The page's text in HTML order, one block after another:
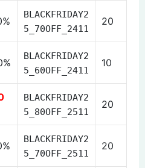
BLACKFRIDAY2
5_70OFF_2411
20
BLACKFRIDAY2
5_60OFF_2411
10
BLACKFRIDAY2
5_80OFF_2511
20
BLACKFRIDAY2
5_70OFF_2511
20